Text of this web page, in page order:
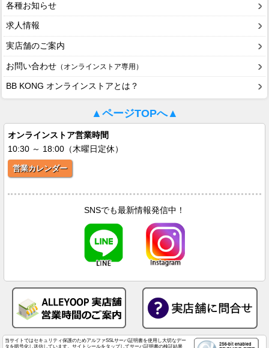
各種お知らせ
求人情報
実店舗のご案内
お問い合わせ （オンラインストア専用）
BB KONG オンラインストアとは？
▲ページTOPへ▲
オンラインストア営業時間
10:30 ～ 18:00（木曜日定休）
営業カレンダー
SNSでも最新情報発信中！
当サイトではセキュリティ保護のためアルファSSLサーバ証明書を使用し大切なデー
タを暗号化し送信しています。サイトシールをタップしてサーバ証明書の検証結果